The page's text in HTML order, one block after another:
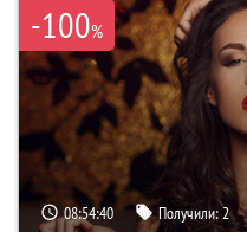
-100%
08:54:39 Получили:2